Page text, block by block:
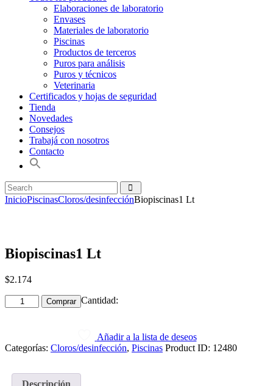
Elaboraciones de laboratorio
Envases
Materiales de laboratorio
Piscinas
Productos de terceros
Puros para análisis
Puros y técnicos
Veterinaria
Certificados y hojas de seguridad
Tienda
Novedades
Consejos
Trabajá con nosotros
Contacto
InicioPiscinasCloros/desinfecciónBiopiscinas1 Lt
Biopiscinas1 Lt
$2.174
Cantidad:
Comprar
Añadir a la lista de deseos
Categorías: Cloros/desinfección, Piscinas Product ID: 12480
Descripción